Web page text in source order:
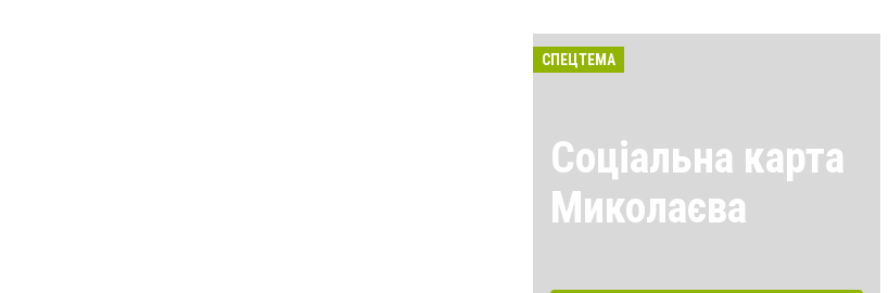
СПЕЦТЕМА
Соціальна карта
Миколаєва